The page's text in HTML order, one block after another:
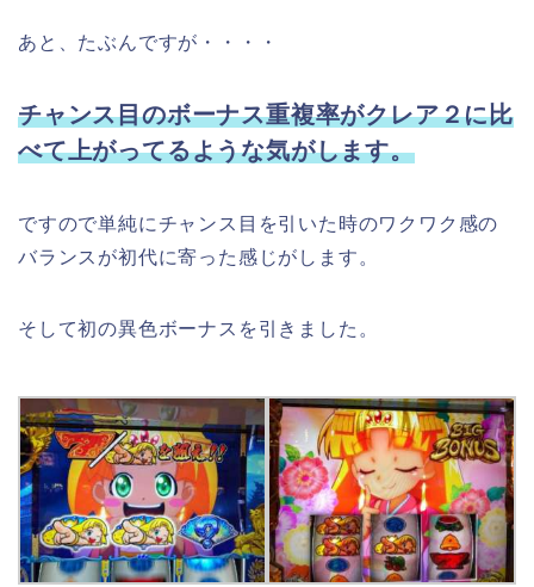
あと、たぶんですが・・・・
チャンス目のボーナス重複率がクレア２に比
べて上がってるような気がします。
ですので単純にチャンス目を引いた時のワクワク感の
バランスが初代に寄った感じがします。
そして初の異色ボーナスを引きました。